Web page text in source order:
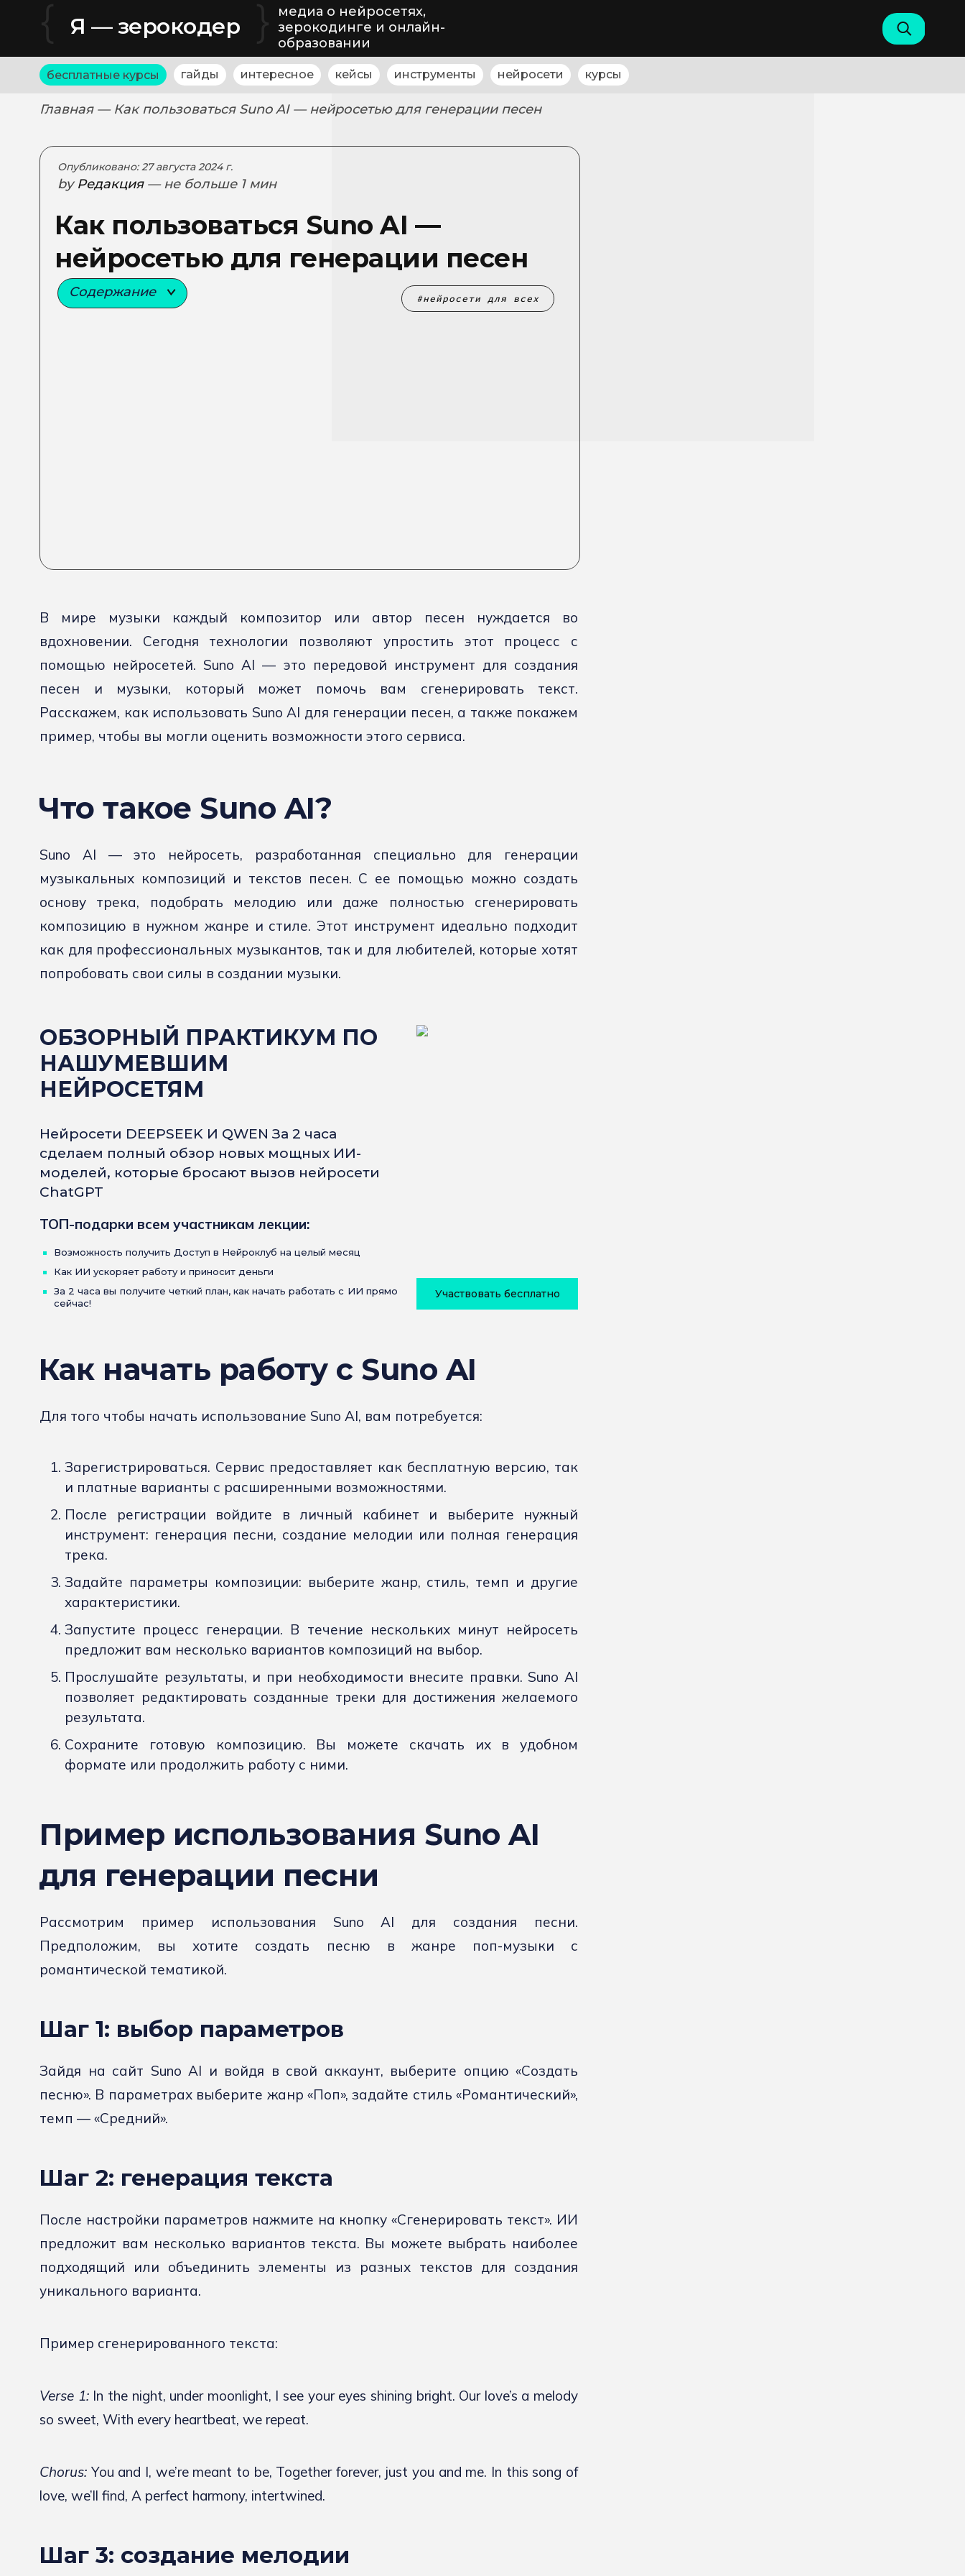
{ Я — зерокодер }
медиа о нейросетях,
зерокодинге и онлайн-
образовании
бесплатные курсы гайды интересное кейсы инструменты нейросети курсы
Главная — Как пользоваться Suno AI — нейросетью для генерации песен
Опубликовано: 27 августа 2024 г.
byРедакция — не больше 1 мин
Как пользоваться Suno AI —
нейросетью для генерации песен
Содержание нейросети для всех
В мире музыки каждый композитор или автор песен нуждается во
вдохновении. Сегодня технологии позволяют упростить этот процесс с
помощью нейросетей. Suno AI — это передовой инструмент для создания
песен и музыки, который может помочь вам сгенерировать текст.
Расскажем, как использовать Suno AI для генерации песен, а также покажем
пример, чтобы вы могли оценить возможности этого сервиса.
Что такое Suno AI?
Suno AI — это нейросеть, разработанная специально для генерации
музыкальных композиций и текстов песен. С ее помощью можно создать
основу трека, подобрать мелодию или даже полностью сгенерировать
композицию в нужном жанре и стиле. Этот инструмент идеально подходит
как для профессиональных музыкантов, так и для любителей, которые хотят
попробовать свои силы в создании музыки.
ОБЗОРНЫЙ ПРАКТИКУМ ПО
НАШУМЕВШИМ
НЕЙРОСЕТЯМ
Нейросети DEEPSEEK И QWEN За 2 часа
сделаем полный обзор новых мощных ИИ-
моделей, которые бросают вызов нейросети
ChatGPT
ТОП-подарки всем участникам лекции:
Возможность получить Доступ в Нейроклуб на целый месяц
Как ИИ ускоряет работу и приносит деньги
За 2 часа вы получите четкий план, как начать работать с ИИ прямо
сейчас!
Участвовать бесплатно
Как начать работу с Suno AI
Для того чтобы начать использование Suno AI, вам потребуется:
Зарегистрироваться. Сервис предоставляет как бесплатную версию, так
и платные варианты с расширенными возможностями.
После регистрации войдите в личный кабинет и выберите нужный
инструмент: генерация песни, создание мелодии или полная генерация
трека.
Задайте параметры композиции: выберите жанр, стиль, темп и другие
характеристики.
Запустите процесс генерации. В течение нескольких минут нейросеть
предложит вам несколько вариантов композиций на выбор.
Прослушайте результаты, и при необходимости внесите правки. Suno AI
позволяет редактировать созданные треки для достижения желаемого
результата.
Сохраните готовую композицию. Вы можете скачать их в удобном
формате или продолжить работу с ними.
Пример использования Suno AI
для генерации песни
Рассмотрим пример использования Suno AI для создания песни.
Предположим, вы хотите создать песню в жанре поп-музыки с
романтической тематикой.
Шаг 1: выбор параметров
Зайдя на сайт Suno AI и войдя в свой аккаунт, выберите опцию «Создать
песню». В параметрах выберите жанр «Поп», задайте стиль «Романтический»,
темп — «Средний».
Шаг 2: генерация текста
После настройки параметров нажмите на кнопку «Сгенерировать текст». ИИ
предложит вам несколько вариантов текста. Вы можете выбрать наиболее
подходящий или объединить элементы из разных текстов для создания
уникального варианта.
Пример сгенерированного текста:
Verse 1:In the night, under moonlight, I see your eyes shining bright. Our love’s a melody
so sweet, With every heartbeat, we repeat.
Chorus: You and I, we’re meant to be, Together forever, just you and me. In this song of
love, we’ll find, A perfect harmony, intertwined.
Шаг 3: создание мелодии